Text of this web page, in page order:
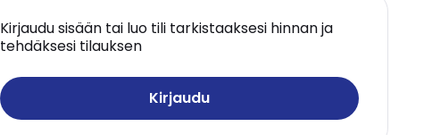
Kirjaudu sisään tai luo tili tarkistaaksesi hinnan ja
tehdäksesi tilauksen
Kirjaudu